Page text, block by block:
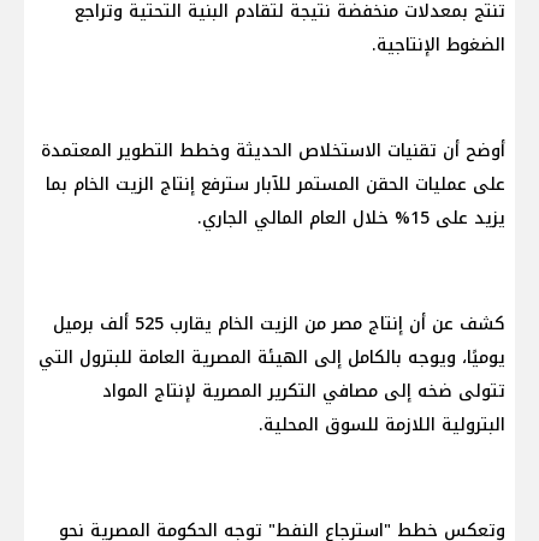
تنتج بمعدلات منخفضة نتيجة لتقادم البنية التحتية وتراجع
الضغوط الإنتاجية.
أوضح أن تقنيات الاستخلاص الحديثة وخطط التطوير المعتمدة
على عمليات الحقن المستمر للآبار سترفع إنتاج الزيت الخام بما
يزيد على 15% خلال العام المالي الجاري.
كشف عن أن إنتاج مصر من الزيت الخام يقارب 525 ألف برميل
يوميًا، ويوجه بالكامل إلى الهيئة المصرية العامة للبترول التي
تتولى ضخه إلى مصافي التكرير المصرية لإنتاج المواد
البترولية اللازمة للسوق المحلية.
وتعكس خطط "استرجاع النفط" توجه الحكومة المصرية نحو